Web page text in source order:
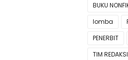
BUKU
lomba
PENERBIT
TIM REDAKSI